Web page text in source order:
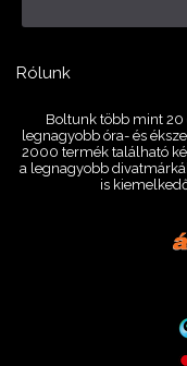
Rólunk
Boltunk több mint 20
legnagyobb óra- és
2000 termék található
a legnagyobb
is